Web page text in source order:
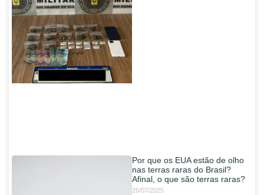
Por que os EUA estão de olho
nas terras raras do Brasil?
Afinal, o que são terras raras?
26/07/2025